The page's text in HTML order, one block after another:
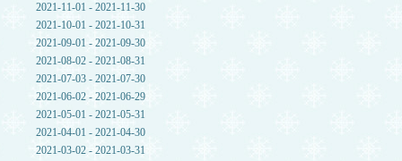
2021-11-01 - 2021-11-30
2021-10-01 - 2021-10-31
2021-09-01 - 2021-09-30
2021-08-02 - 2021-08-31
2021-07-03 - 2021-07-30
2021-06-02 - 2021-06-29
2021-05-01 - 2021-05-31
2021-04-01 - 2021-04-30
2021-03-02 - 2021-03-31